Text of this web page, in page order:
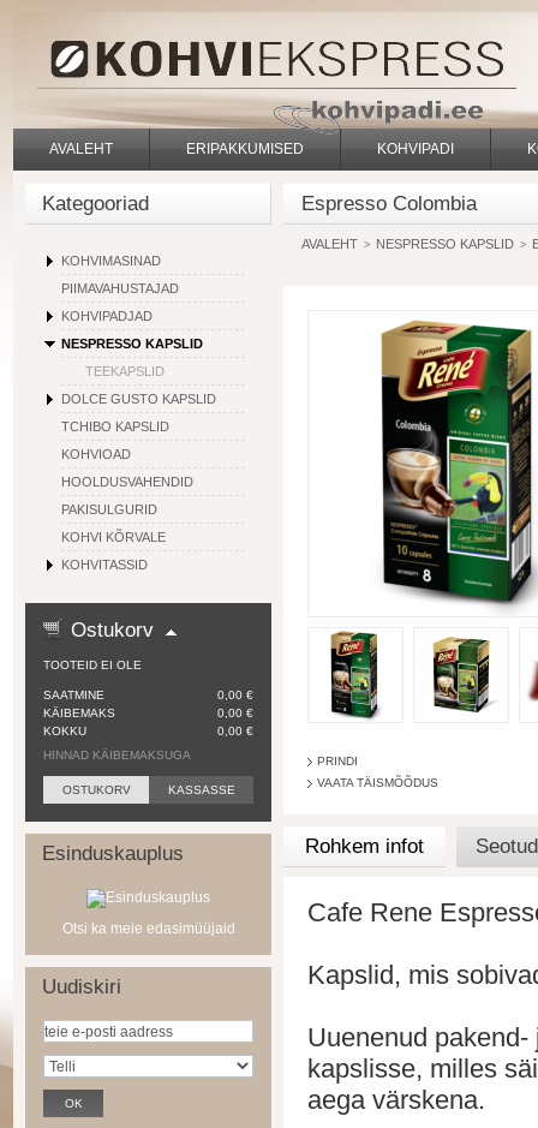
AVALEHT ERIPAKKUMISED KOHVIPADI
Kategooriad
KOHVIMASINAD
PIIMAVAHUSTAJAD
KOHVIPADJAD
NESPRESSO KAPSLID
TEEKAPSLID
DOLCE GUSTO KAPSLID
TCHIBO KAPSLID
KOHVIOAD
HOOLDUSVAHENDID
PAKISULGURID
KOHVI KÕRVALE
KOHVITASSID
Ostukorv
TOOTEID EI OLE
SAATMINE
0,00 €
KÄIBEMAKS
0,00 €
KOKKU
0,00 €
HINNAD KÄIBEMAKSUGA
OSTUKORV KASSASSE
Esinduskauplus
Otsi ka meie edasimüüjaid
Uudiskiri
Espresso Colombia
AVALEHT > NESPRESSO KAPSLID >
PRINDI
VAATA TÄISMÕÕDUS
Rohkem infot
Cafe Rene
Kapslid, mis
Uuenenud
kapslisse, milles
aega värskena.